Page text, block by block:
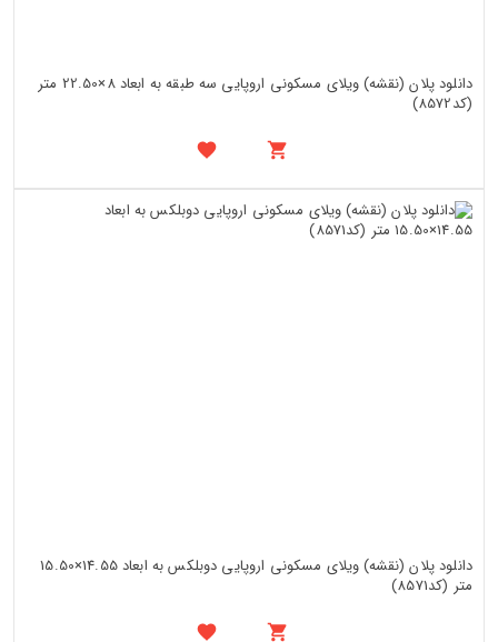
دانلود پلان (نقشه) ویلای مسکونی اروپایی سه طبقه به ابعاد 8×22.50 متر
(کد8572)
دانلود پلان (نقشه) ویلای مسکونی اروپایی دوبلکس به ابعاد 14.55×15.50
متر (کد8571)